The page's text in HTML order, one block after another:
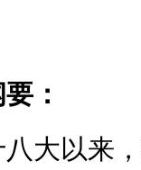
：
八大以来